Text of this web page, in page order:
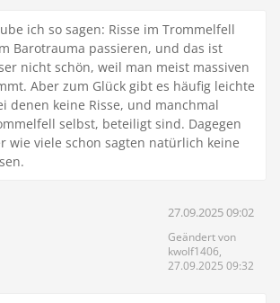
ich so sagen: Risse im Trommelfell
Barotrauma passieren, und das ist
nicht schön, weil man meist massiven
Aber zum Glück gibt es häufig leichte
denen keine Risse, und manchmal
selbst, beteiligt sind. Dagegen
wie viele schon sagten natürlich keine
27.09.2025 09:02
Geändert von
kwolf1406,
27.09.2025 09:32